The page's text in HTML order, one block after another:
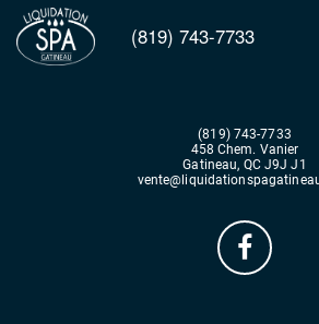
(819) 743-7733
(819) 743-7733
458 Chem. Vanier
Gatineau, QC J9J J1